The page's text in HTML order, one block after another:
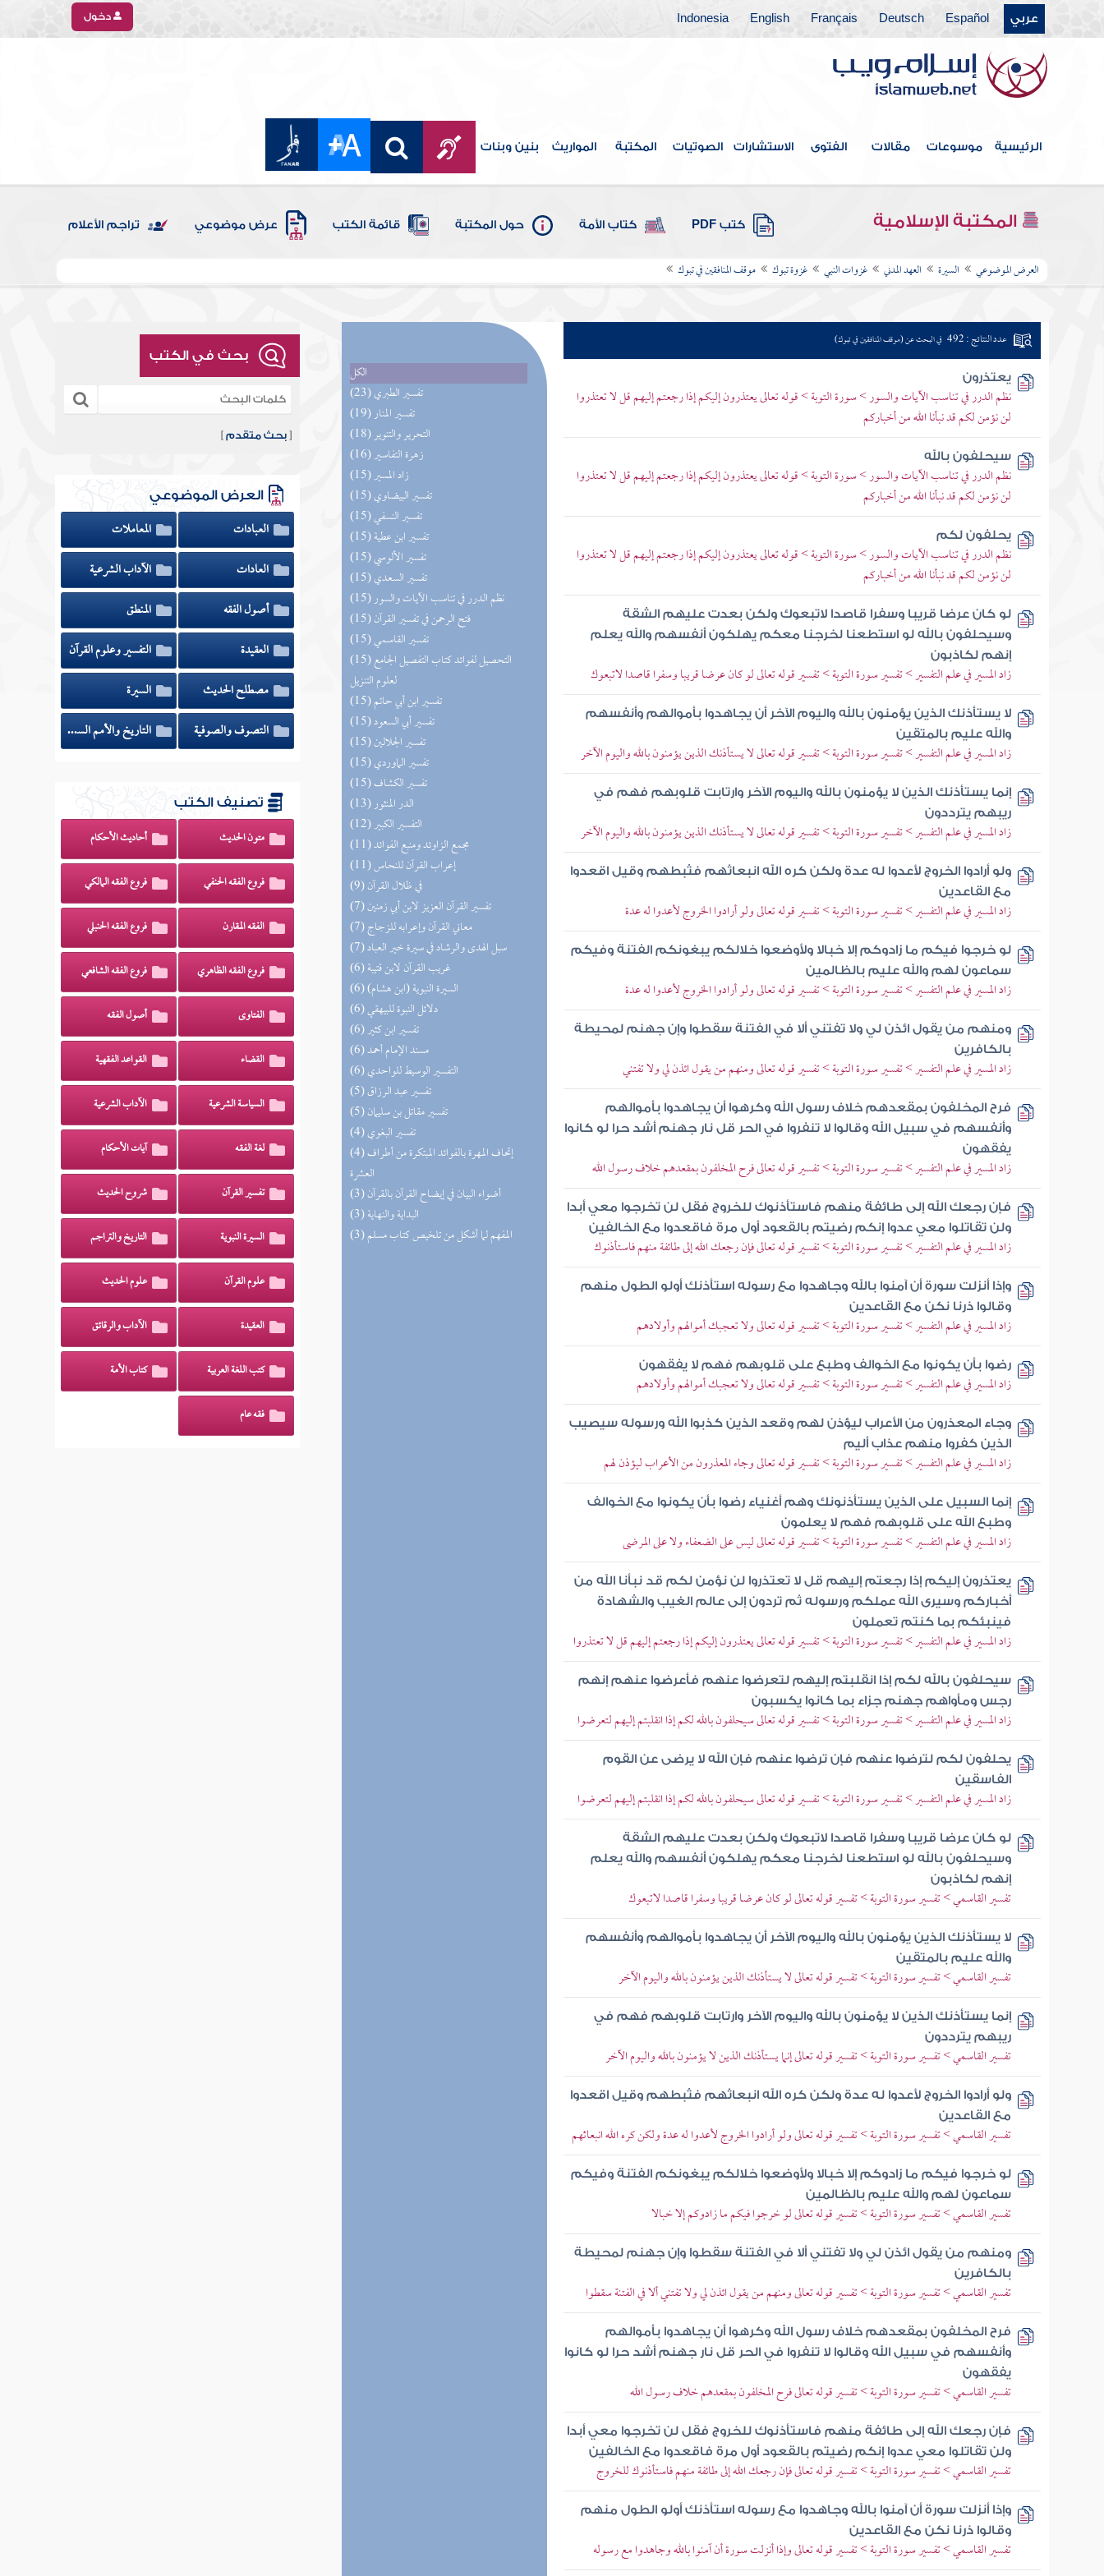
عربي Español
Deutsch
Français
English
Indonesia دخول
الرئيسية موسوعات مقالات الفتوى الاستشارات الصوتيات المكتبة المواريث بنين وبنات
المكتبة الإسلامية كتب PDF كتاب الأمة حول المكتبة قائمة الكتب عرض موضوعي تراجم الأعلام
العرض الموضوعي السيرة العهد المدني غزوات النبي غزوة تبوك موقف المنافقين في تبوك
الكل
(23) تفسير الطبري
(19) تفسير المنار
(18) التحرير والتنوير
(16) زهرة التفاسير
(15) زاد المسير
(15) تفسير البيضاوي
(15) تفسير النسفي
(15) تفسير ابن عطية
(15) تفسير الألوسي
(15) تفسير السعدي
(15) نظم الدرر في تناسب الآيات والسور
(15) فتح الرحمن في تفسير القرآن
(15) تفسير القاسمي
(15) التحصيل لفوائد كتاب التفصيل الجامع
لعلوم التنزيل
(15) تفسير ابن أبي حاتم
(15) تفسير أبي السعود
(15) تفسير الجلالين
(15) تفسير الماوردي
(15) تفسير الكشاف
(13) الدر المنثور
(12) التفسير الكبير
(11) مجمع الزاوئد ومنبع الفوائد
(11) إعراب القرآن للنحاس
(9) في ظلال القرآن
(7) تفسير القرآن العزيز لابن أبي زمنين
(7) معاني القرآن وإعرابه للزجاج
(7) سبل الهدى والرشاد في سيرة خير العباد
(6) غريب القرآن لابن قتيبة
(6) السيرة النبوية (ابن هشام)
(6) دلائل النبوة للبيهقي
(6) تفسير ابن كثير
(6) مسند الإمام أحمد
(6) التفسير الوسيط للواحدي
(5) تفسير عبد الرزاق
(5) تفسير مقاتل بن سليمان
(4) تفسير البغوي
(4) إتحاف المهرة بالفوائد المبتكرة من أطراف
العشرة
(3) أضواء البيان في إيضاح القرآن بالقرآن
(3) البداية والنهاية
(3) المفهم لما أشكل من تلخيص كتاب مسلم
عدد النتائج : 492 في البحث عن (موقف المنافقين في تبوك)
يعتذرون
نظم الدرر في تناسب الآيات والسور > سورة التوبة > قوله تعالى يعتذرون إليكم إذا رجعتم إليهم قل لا تعتذروا
لن نؤمن لكم قد نبأنا الله من أخباركم
سيحلفون بالله
نظم الدرر في تناسب الآيات والسور > سورة التوبة > قوله تعالى يعتذرون إليكم إذا رجعتم إليهم قل لا تعتذروا
لن نؤمن لكم قد نبأنا الله من أخباركم
يحلفون لكم
نظم الدرر في تناسب الآيات والسور > سورة التوبة > قوله تعالى يعتذرون إليكم إذا رجعتم إليهم قل لا تعتذروا
لن نؤمن لكم قد نبأنا الله من أخباركم
لو كان عرضا قريبا وسفرا قاصدا لاتبعوك ولكن بعدت عليهم الشقة
وسيحلفون بالله لو استطعنا لخرجنا معكم يهلكون أنفسهم والله يعلم
إنهم لكاذبون
زاد المسير في علم التفسير > تفسير سورة التوبة > تفسير قوله تعالى لو كان عرضا قريبا وسفرا قاصدا لاتبعوك
لا يستأذنك الذين يؤمنون بالله واليوم الآخر أن يجاهدوا بأموالهم وأنفسهم
والله عليم بالمتقين
زاد المسير في علم التفسير > تفسير سورة التوبة > تفسير قوله تعالى لا يستأذنك الذين يؤمنون بالله واليوم الآخر
إنما يستأذنك الذين لا يؤمنون بالله واليوم الآخر وارتابت قلوبهم فهم في
ريبهم يترددون
زاد المسير في علم التفسير > تفسير سورة التوبة > تفسير قوله تعالى لا يستأذنك الذين يؤمنون بالله واليوم الآخر
ولو أرادوا الخروج لأعدوا له عدة ولكن كره الله انبعاثهم فثبطهم وقيل اقعدوا
مع القاعدين
زاد المسير في علم التفسير > تفسير سورة التوبة > تفسير قوله تعالى ولو أرادوا الخروج لأعدوا له عدة
لو خرجوا فيكم ما زادوكم إلا خبالا ولأوضعوا خلالكم يبغونكم الفتنة وفيكم
سماعون لهم والله عليم بالظالمين
زاد المسير في علم التفسير > تفسير سورة التوبة > تفسير قوله تعالى ولو أرادوا الخروج لأعدوا له عدة
ومنهم من يقول ائذن لي ولا تفتني ألا في الفتنة سقطوا وإن جهنم لمحيطة
بالكافرين
زاد المسير في علم التفسير > تفسير سورة التوبة > تفسير قوله تعالى ومنهم من يقول ائذن لي ولا تفتني
فرح المخلفون بمقعدهم خلاف رسول الله وكرهوا أن يجاهدوا بأموالهم
وأنفسهم في سبيل الله وقالوا لا تنفروا في الحر قل نار جهنم أشد حرا لو كانوا
يفقهون
زاد المسير في علم التفسير > تفسير سورة التوبة > تفسير قوله تعالى فرح المخلفون بمقعدهم خلاف رسول الله
فإن رجعك الله إلى طائفة منهم فاستأذنوك للخروج فقل لن تخرجوا معي أبدا
ولن تقاتلوا معي عدوا إنكم رضيتم بالقعود أول مرة فاقعدوا مع الخالفين
زاد المسير في علم التفسير > تفسير سورة التوبة > تفسير قوله تعالى فإن رجعك الله إلى طائفة منهم فاستأذنوك
وإذا أنزلت سورة أن آمنوا بالله وجاهدوا مع رسوله استأذنك أولو الطول منهم
وقالوا ذرنا نكن مع القاعدين
زاد المسير في علم التفسير > تفسير سورة التوبة > تفسير قوله تعالى ولا تعجبك أموالهم وأولادهم
رضوا بأن يكونوا مع الخوالف وطبع على قلوبهم فهم لا يفقهون
زاد المسير في علم التفسير > تفسير سورة التوبة > تفسير قوله تعالى ولا تعجبك أموالهم وأولادهم
وجاء المعذرون من الأعراب ليؤذن لهم وقعد الذين كذبوا الله ورسوله سيصيب
الذين كفروا منهم عذاب أليم
زاد المسير في علم التفسير > تفسير سورة التوبة > تفسير قوله تعالى وجاء المعذرون من الأعراب ليؤذن لهم
إنما السبيل على الذين يستأذنونك وهم أغنياء رضوا بأن يكونوا مع الخوالف
وطبع الله على قلوبهم فهم لا يعلمون
زاد المسير في علم التفسير > تفسير سورة التوبة > تفسير قوله تعالى ليس على الضعفاء ولا على المرضى
يعتذرون إليكم إذا رجعتم إليهم قل لا تعتذروا لن نؤمن لكم قد نبأنا الله من
أخباركم وسيرى الله عملكم ورسوله ثم تردون إلى عالم الغيب والشهادة
فينبئكم بما كنتم تعملون
زاد المسير في علم التفسير > تفسير سورة التوبة > تفسير قوله تعالى يعتذرون إليكم إذا رجعتم إليهم قل لا تعتذروا
سيحلفون بالله لكم إذا انقلبتم إليهم لتعرضوا عنهم فأعرضوا عنهم إنهم
رجس ومأواهم جهنم جزاء بما كانوا يكسبون
زاد المسير في علم التفسير > تفسير سورة التوبة > تفسير قوله تعالى سيحلفون بالله لكم إذا انقلبتم إليهم لتعرضوا
يحلفون لكم لترضوا عنهم فإن ترضوا عنهم فإن الله لا يرضى عن القوم
الفاسقين
زاد المسير في علم التفسير > تفسير سورة التوبة > تفسير قوله تعالى سيحلفون بالله لكم إذا انقلبتم إليهم لتعرضوا
لو كان عرضا قريبا وسفرا قاصدا لاتبعوك ولكن بعدت عليهم الشقة
وسيحلفون بالله لو استطعنا لخرجنا معكم يهلكون أنفسهم والله يعلم
إنهم لكاذبون
تفسير القاسمي > تفسير سورة التوبة > تفسير قوله تعالى لو كان عرضا قريبا وسفرا قاصدا لاتبعوك
لا يستأذنك الذين يؤمنون بالله واليوم الآخر أن يجاهدوا بأموالهم وأنفسهم
والله عليم بالمتقين
تفسير القاسمي > تفسير سورة التوبة > تفسير قوله تعالى لا يستأذنك الذين يؤمنون بالله واليوم الآخر
إنما يستأذنك الذين لا يؤمنون بالله واليوم الآخر وارتابت قلوبهم فهم في
ريبهم يترددون
تفسير القاسمي > تفسير سورة التوبة > تفسير قوله تعالى إنما يستأذنك الذين لا يؤمنون بالله واليوم الآخر
ولو أرادوا الخروج لأعدوا له عدة ولكن كره الله انبعاثهم فثبطهم وقيل اقعدوا
مع القاعدين
تفسير القاسمي > تفسير سورة التوبة > تفسير قوله تعالى ولو أرادوا الخروج لأعدوا له عدة ولكن كره الله انبعاثهم
لو خرجوا فيكم ما زادوكم إلا خبالا ولأوضعوا خلالكم يبغونكم الفتنة وفيكم
سماعون لهم والله عليم بالظالمين
تفسير القاسمي > تفسير سورة التوبة > تفسير قوله تعالى لو خرجوا فيكم ما زادوكم إلا خبالا
ومنهم من يقول ائذن لي ولا تفتني ألا في الفتنة سقطوا وإن جهنم لمحيطة
بالكافرين
تفسير القاسمي > تفسير سورة التوبة > تفسير قوله تعالى ومنهم من يقول ائذن لي ولا تفتني ألا في الفتنة سقطوا
فرح المخلفون بمقعدهم خلاف رسول الله وكرهوا أن يجاهدوا بأموالهم
وأنفسهم في سبيل الله وقالوا لا تنفروا في الحر قل نار جهنم أشد حرا لو كانوا
يفقهون
تفسير القاسمي > تفسير سورة التوبة > تفسير قوله تعالى فرح المخلفون بمقعدهم خلاف رسول الله
فإن رجعك الله إلى طائفة منهم فاستأذنوك للخروج فقل لن تخرجوا معي أبدا
ولن تقاتلوا معي عدوا إنكم رضيتم بالقعود أول مرة فاقعدوا مع الخالفين
تفسير القاسمي > تفسير سورة التوبة > تفسير قوله تعالى فإن رجعك الله إلى طائفة منهم فاستأذنوك للخروج
وإذا أنزلت سورة أن آمنوا بالله وجاهدوا مع رسوله استأذنك أولو الطول منهم
وقالوا ذرنا نكن مع القاعدين
تفسير القاسمي > تفسير سورة التوبة > تفسير قوله تعالى وإذا أنزلت سورة أن آمنوا بالله وجاهدوا مع رسوله
بحث في الكتب
[بحث متقدم ]
العرض الموضوعي
العبادات
المعاملات
العادات
الآداب الشرعية
أصول الفقه
المنطق
العقيدة
التفسير وعلوم القرآن
مصطلح الحديث
السيرة
التصوف والصوفية
التاريخ والأمم السابقة
تصنيف الكتب
متون الحديث أحاديث الأحكام
فروع الفقه الحنفي فروع الفقه المالكي
الفقه المقارن فروع الفقه الحنبلي
فروع الفقه الظاهري فروع الفقه الشافعي
الفتاوى أصول الفقه
القضاء القواعد الفقهية
السياسة الشرعية الآداب الشرعية
لغة الفقه آيات الأحكام
تفسير القرآن شروح الحديث
السيرة النبوية التاريخ والتراجم
علوم القرآن علوم الحديث
العقيدة الآداب والرقائق
كتب اللغة العربية كتاب الأمة
فقه عام